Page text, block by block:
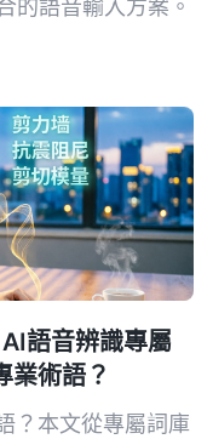
的語音輸入方案。
語音辨識專屬
業術語？
？本文從專屬詞庫